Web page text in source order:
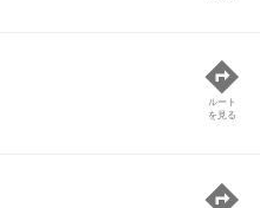
ルート
を見る